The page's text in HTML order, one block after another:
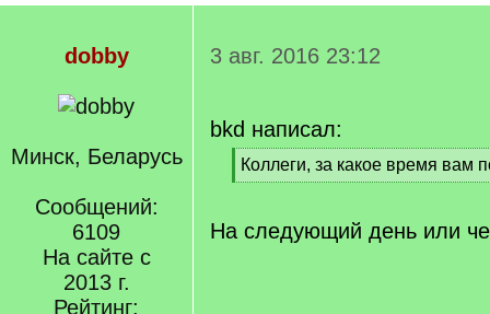
dobby
Минск, Беларусь
Сообщений:
6109
На сайте с
2013 г.
Рейтинг:
3 авг. 2016 23:12
bkd написал:
[
q
Коллеги, за какое время вам
[
q
На следующий день или